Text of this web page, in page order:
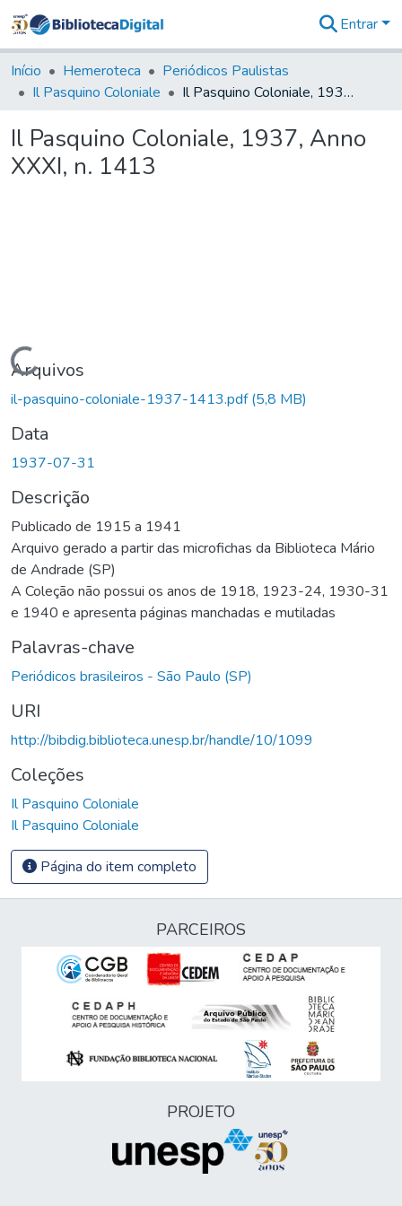
&
Coleções
Tudo na
Digital
Entrar
Início Hemeroteca
Periódicos Paulistas
Il Pasquino Coloniale
Il Pasquino Coloniale, 1937, Anno XXXI, n. 1413
Il Pasquino Coloniale, 1937, Anno
XXXI, n. 1413
Carregando...
Arquivos
il-pasquino-coloniale-1937-1413.pdf(5,8 MB)
Data
1937-07-31
Descrição
Publicado de 1915 a 1941
Arquivo gerado a partir das microfichas da Biblioteca Mário
de Andrade (SP)
A Coleção não possui os anos de 1918, 1923-24, 1930-31
e 1940 e apresenta páginas manchadas e mutiladas
Palavras-chave
Periódicos brasileiros - São Paulo (SP)
URI
http://bibdig.biblioteca.unesp.br/handle/10/1099
Coleções
Il Pasquino Coloniale
Il Pasquino Coloniale
Página do item completo
PARCEIROS
PROJETO